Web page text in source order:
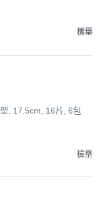
檢舉
, 17.5cm, 16片, 6包
檢舉